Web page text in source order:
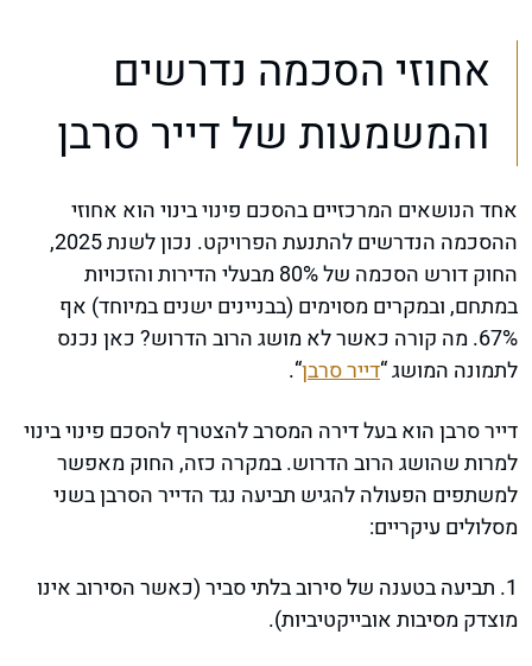
אחוזי הסכמה נדרשים
והמשמעות של דייר סרבן
אחד הנושאים המרכזיים בהסכם פינוי בינוי הוא אחוזי
ההסכמה הנדרשים להתנעת הפרויקט. נכון לשנת 2025,
החוק דורש הסכמה של 80% מבעלי הדירות והזכויות
במתחם, ובמקרים מסוימים (בבניינים ישנים במיוחד) אף
67%. מה קורה כאשר לא מושג הרוב הדרוש? כאן נכנס
לתמונה המושג “דייר סרבן“.
דייר סרבן הוא בעל דירה המסרב להצטרף להסכם פינוי בינוי
למרות שהושג הרוב הדרוש. במקרה כזה, החוק מאפשר
למשתפים הפעולה להגיש תביעה נגד הדייר הסרבן בשני
מסלולים עיקריים:
1. תביעה בטענה של סירוב בלתי סביר (כאשר הסירוב אינו
מוצדק מסיבות אובייקטיביות).